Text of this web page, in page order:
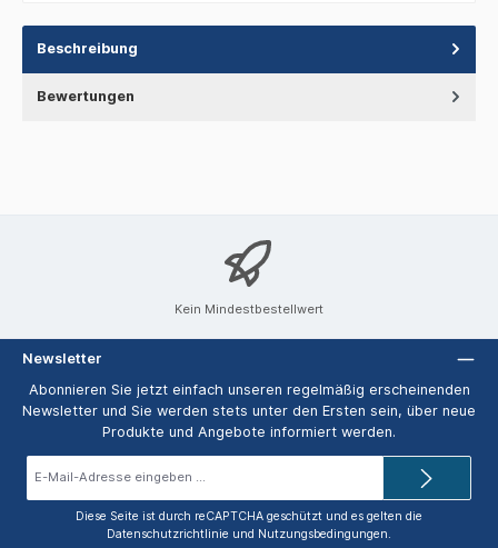
Beschreibung
Bewertungen
Kein Mindestbestellwert
Newsletter
Abonnieren Sie jetzt einfach unseren regelmäßig erscheinenden
Newsletter und Sie werden stets unter den Ersten sein, über neue
Produkte und Angebote informiert werden.
Diese Seite ist durch reCAPTCHA geschützt und es gelten die
Datenschutzrichtlinie und Nutzungsbedingungen.